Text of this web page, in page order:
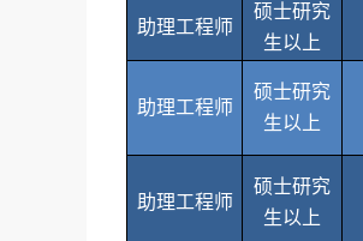
助理工程师
硕士研究
生以上
助理工程师
硕士研究
生以上
助理工程师
硕士研究
生以上